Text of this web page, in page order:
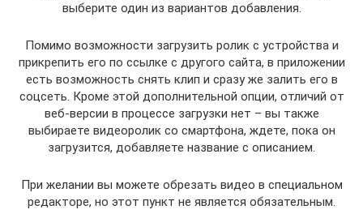
выберите один из вариантов добавления.
Помимо возможности загрузить ролик с устройства и
прикрепить его по ссылке с другого сайта, в приложении
есть возможность снять клип и сразу же залить его в
соцсеть. Кроме этой дополнительной опции, отличий от
веб-версии в процессе загрузки нет – вы также
выбираете видеоролик со смартфона, ждете, пока он
загрузится, добавляете название с описанием.
При желании вы можете обрезать видео в специальном
редакторе, но этот пункт не является обязательным.